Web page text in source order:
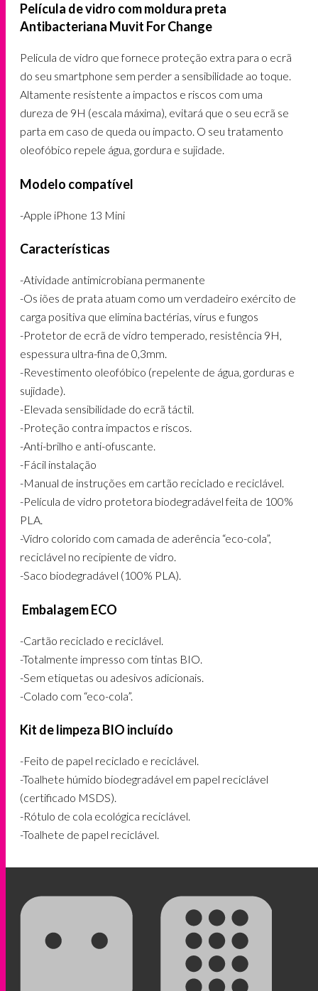
Película de vidro com moldura preta
Antibacteriana Muvit For Change
Pelicula de vidro que fornece proteção extra para o ecrã
do seu smartphone sem perder a sensibilidade ao toque.
Altamente resistente a impactos e riscos com uma
dureza de 9H (escala máxima), evitará que o seu ecrã se
parta em caso de queda ou impacto. O seu tratamento
oleofóbico repele água, gordura e sujidade.
Modelo compatível
-Apple iPhone 13 Mini
Características
-Atividade antimicrobiana permanente
-Os iões de prata atuam como um verdadeiro exército de
carga positiva que elimina bactérias, vírus e fungos
-Protetor de ecrã de vidro temperado, resistência 9H,
espessura ultra-fina de 0,3mm.
-Revestimento oleofóbico (repelente de água, gorduras e
sujidade).
-Elevada sensibilidade do ecrã táctil.
-Proteção contra impactos e riscos.
-Anti-brilho e anti-ofuscante.
-Fácil instalação
-Manual de instruções em cartão reciclado e reciclável.
-Película de vidro protetora biodegradável feita de 100%
PLA.
-Vidro colorido com camada de aderência “eco-cola”,
reciclável no recipiente de vidro.
-Saco biodegradável (100% PLA).
Embalagem ECO
-Cartão reciclado e reciclável.
-Totalmente impresso com tintas BIO.
-Sem etiquetas ou adesivos adicionais.
-Colado com “eco-cola”.
Kit de limpeza BIO incluído
-Feito de papel reciclado e reciclável.
-Toalhete húmido biodegradável em papel reciclável
(certificado MSDS).
-Rótulo de cola ecológica reciclável.
-Toalhete de papel reciclável.